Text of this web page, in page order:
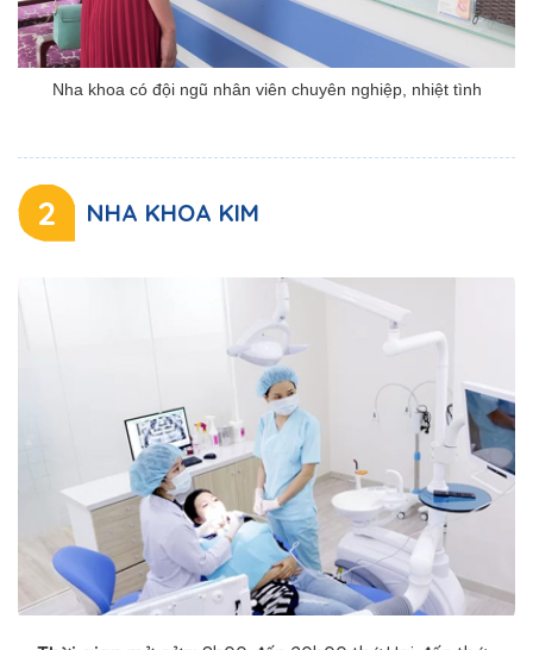
Nha khoa có đội ngũ nhân viên chuyên nghiệp, nhiệt tình
2 NHA KHOA KIM